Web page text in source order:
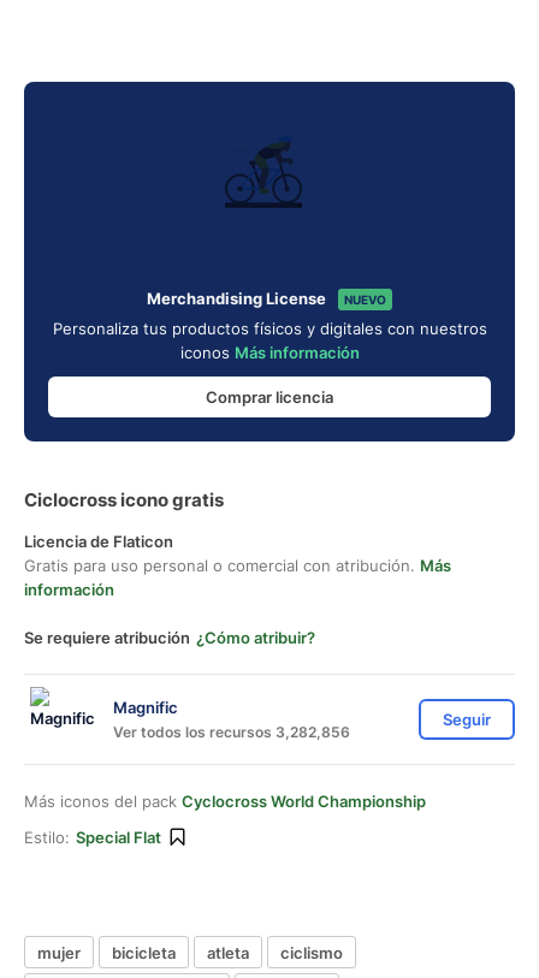
Merchandising License NUEVO
Personaliza tus productos físicos y digitales con nuestros
iconos Más información
Comprar licencia
Ciclocross icono gratis
Licencia de Flaticon
Gratis para uso personal o comercial con atribución. Más
información
Se requiere atribución ¿Cómo atribuir?
Magnific
Ver todos los recursos 3,282,856
Seguir
Más iconos del pack Cyclocross World Championship
Estilo: Special Flat
mujer bicicleta atleta
ciclismo